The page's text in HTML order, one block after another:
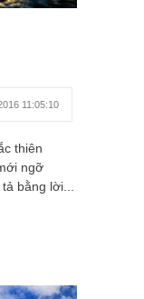
11:05:10
thiên
ngỡ
bằng lời...